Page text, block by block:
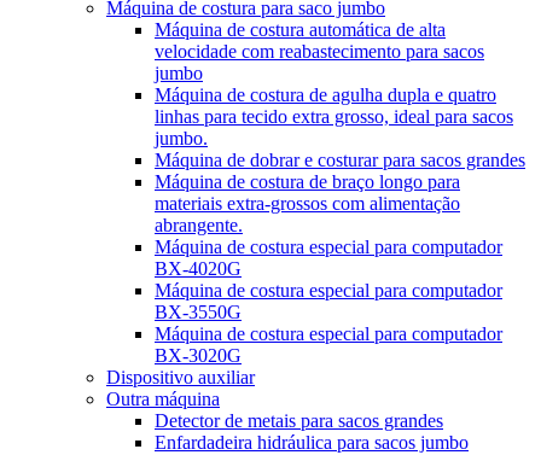
Máquina de costura para saco jumbo
Máquina de costura automática de alta
velocidade com reabastecimento para sacos
jumbo
Máquina de costura de agulha dupla e quatro
linhas para tecido extra grosso, ideal para sacos
jumbo.
Máquina de dobrar e costurar para sacos grandes
Máquina de costura de braço longo para
materiais extra-grossos com alimentação
abrangente.
Máquina de costura especial para computador
BX-4020G
Máquina de costura especial para computador
BX-3550G
Máquina de costura especial para computador
BX-3020G
Dispositivo auxiliar
Outra máquina
Detector de metais para sacos grandes
Enfardadeira hidráulica para sacos jumbo